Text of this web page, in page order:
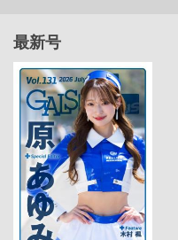
最新号